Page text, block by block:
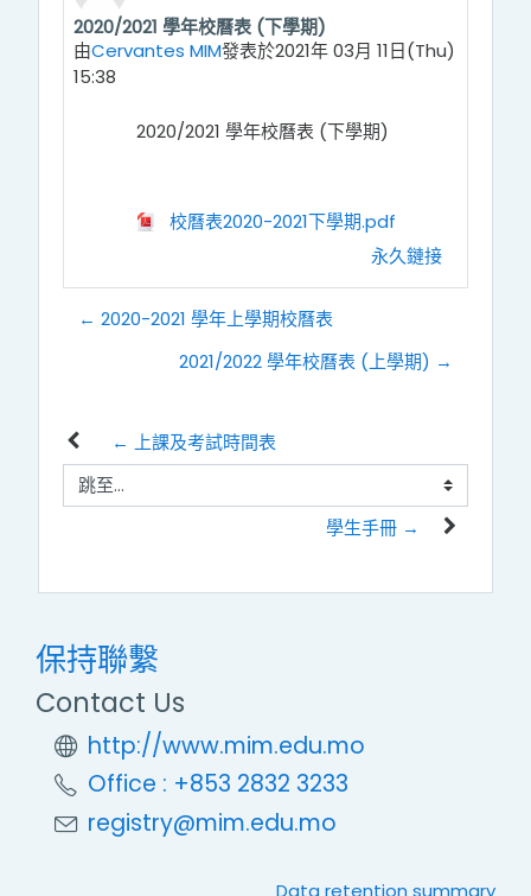
2020/2021 學年校曆表 (下學期)
由Cervantes MIM發表於2021年 03月 11日(Thu)
15:38
Number of replies: 0
2020/2021 學年校曆表 (下學期)
校曆表2020-2021下學期.pdf
永久鏈接
← 2020-2021 學年上學期校曆表
2021/2022 學年校曆表 (上學期) →
← 上課及考試時間表
跳至...
學生手冊 →
保持聯繫
Contact Us
http://www.mim.edu.mo
Office : +853 2832 3233
registry@mim.edu.mo
Data retention summary